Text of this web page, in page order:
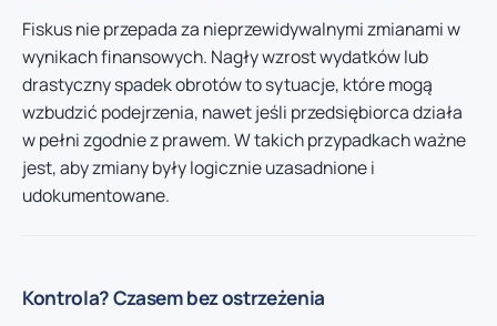
Fiskus nie przepada za nieprzewidywalnymi zmianami w
wynikach finansowych. Nagły wzrost wydatków lub
drastyczny spadek obrotów to sytuacje, które mogą
wzbudzić podejrzenia, nawet jeśli przedsiębiorca działa
w pełni zgodnie z prawem. W takich przypadkach ważne
jest, aby zmiany były logicznie uzasadnione i
udokumentowane.
Kontrola? Czasem bez ostrzeżenia